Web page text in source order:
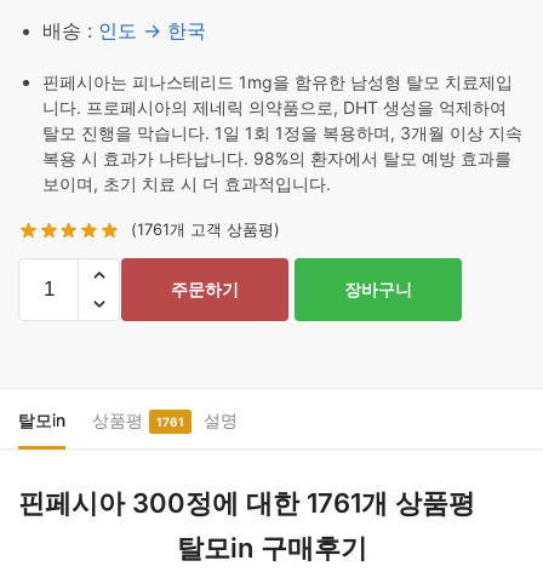
배송 : 인도 → 한국
핀페시아는 피나스테리드 1mg을 함유한 남성형 탈모 치료제입
니다. 프로페시아의 제네릭 의약품으로, DHT 생성을 억제하여
탈모 진행을 막습니다. 1일 1회 1정을 복용하며, 3개월 이상 지속
복용 시 효과가 나타납니다. 98%의 환자에서 탈모 예방 효과를
보이며, 초기 치료 시 더 효과적입니다.
(1761개 고객 상품평)
정
수
주문하기 장바구니
탈모in 상품평 1761 설명
핀페시아 300정에 대한 1761개 상품평
탈모in 구매후기